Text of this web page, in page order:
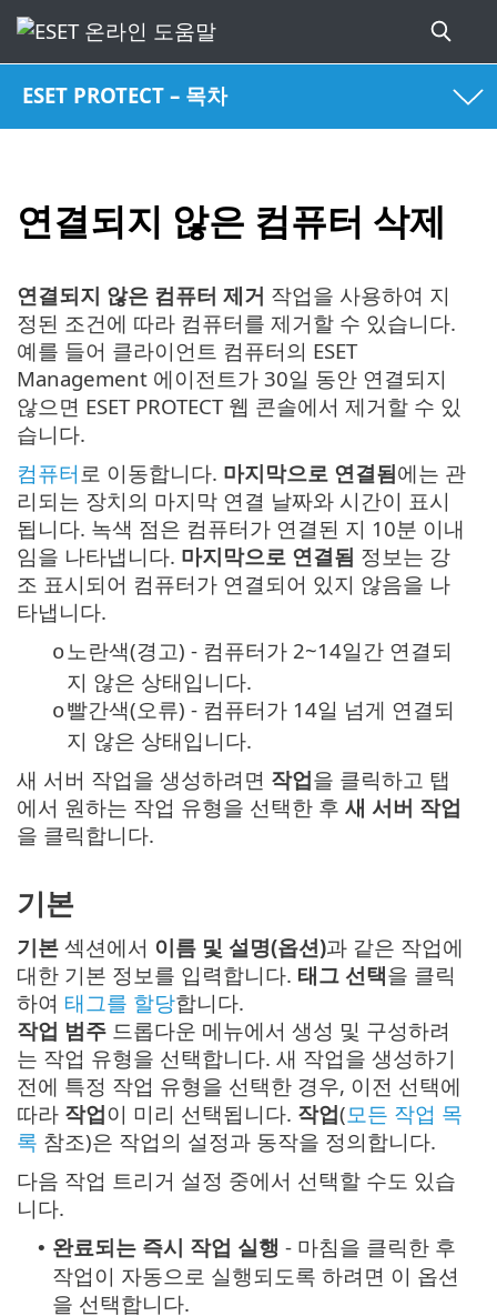
ESET PROTECT – 목차
연결되지 않은 컴퓨터 삭제
연결되지 않은 컴퓨터 제거 작업을 사용하여 지
정된 조건에 따라 컴퓨터를 제거할 수 있습니다.
예를 들어 클라이언트 컴퓨터의 ESET
Management 에이전트가 30일 동안 연결되지
않으면 ESET PROTECT 웹 콘솔에서 제거할 수 있
습니다.
컴퓨터로 이동합니다. 마지막으로 연결됨에는 관
리되는 장치의 마지막 연결 날짜와 시간이 표시
됩니다. 녹색 점은 컴퓨터가 연결된 지 10분 이내
임을 나타냅니다. 마지막으로 연결됨 정보는 강
조 표시되어 컴퓨터가 연결되어 있지 않음을 나
타냅니다.
o노란색(경고) - 컴퓨터가 2~14일간 연결되
지 않은 상태입니다.
o빨간색(오류) - 컴퓨터가 14일 넘게 연결되
지 않은 상태입니다.
새 서버 작업을 생성하려면 작업을 클릭하고 탭
에서 원하는 작업 유형을 선택한 후 새 서버 작업
을 클릭합니다.
기본
기본 섹션에서 이름 및 설명(옵션)과 같은 작업에
대한 기본 정보를 입력합니다. 태그 선택을 클릭
하여 태그를 할당합니다.
작업 범주 드롭다운 메뉴에서 생성 및 구성하려
는 작업 유형을 선택합니다. 새 작업을 생성하기
전에 특정 작업 유형을 선택한 경우, 이전 선택에
따라 작업이 미리 선택됩니다. 작업(모든 작업 목
록 참조)은 작업의 설정과 동작을 정의합니다.
다음 작업 트리거 설정 중에서 선택할 수도 있습
니다.
• 완료되는 즉시 작업 실행 - 마침을 클릭한 후
작업이 자동으로 실행되도록 하려면 이 옵션
을 선택합니다.